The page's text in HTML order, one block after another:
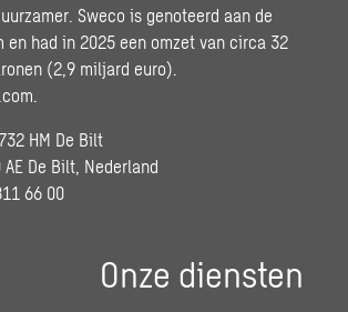
Sweco is genoteerd aan de
en had in 2025 een omzet van circa 32
(2,9 miljard euro).
HM De Bilt
De Bilt, Nederland
66 00
Onze diensten